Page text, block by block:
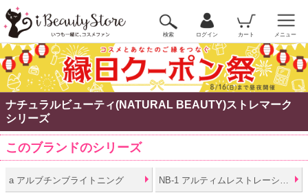
検索 ログイン カート メニュー
ナチュラルビューティ(NATURAL BEAUTY)ストレマーク
シリーズ
このブランドのシリーズ
a アルブチンブライトニング